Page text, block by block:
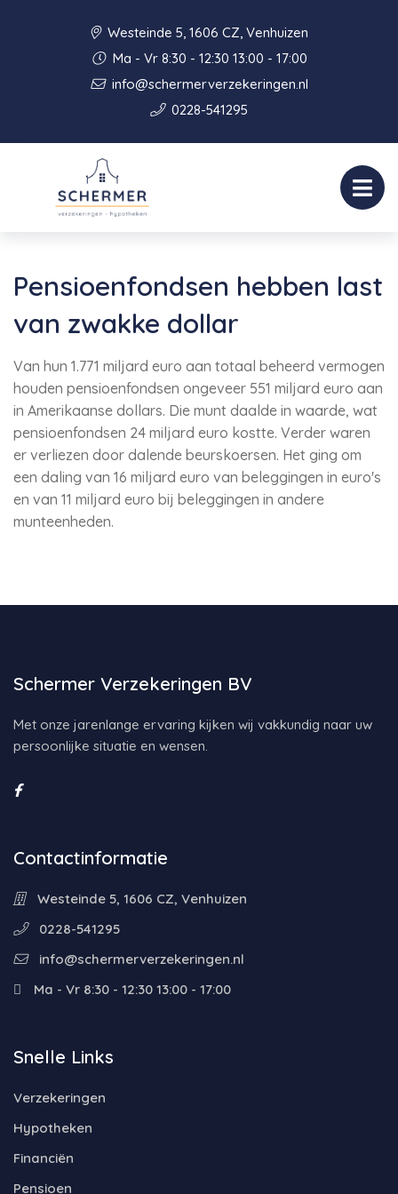
Westeinde 5, 1606 CZ, Venhuizen
Ma - Vr 8:30 - 12:30 13:00 - 17:00
info@schermerverzekeringen.nl
0228-541295
Pensioenfondsen hebben last
van zwakke dollar
Van hun 1.771 miljard euro aan totaal beheerd vermogen
houden pensioenfondsen ongeveer 551 miljard euro aan
in Amerikaanse dollars. Die munt daalde in waarde, wat
pensioenfondsen 24 miljard euro kostte. Verder waren
er verliezen door dalende beurskoersen. Het ging om
een daling van 16 miljard euro van beleggingen in euro's
en van 11 miljard euro bij beleggingen in andere
munteenheden.
Schermer Verzekeringen BV
Met onze jarenlange ervaring kijken wij vakkundig naar uw
persoonlijke situatie en wensen.
Contactinformatie
Westeinde 5, 1606 CZ, Venhuizen
0228-541295
info@schermerverzekeringen.nl
Ma - Vr 8:30 - 12:30 13:00 - 17:00
Snelle Links
Verzekeringen
Hypotheken
Financiën
Pensioen